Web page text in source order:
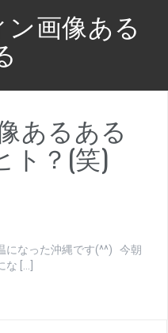
画像ある
あるある
ト？(笑)
になった沖縄です(^^) 今朝
な […]